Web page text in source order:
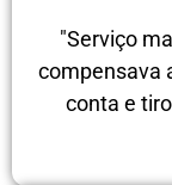
"Serviço
compensava
conta e